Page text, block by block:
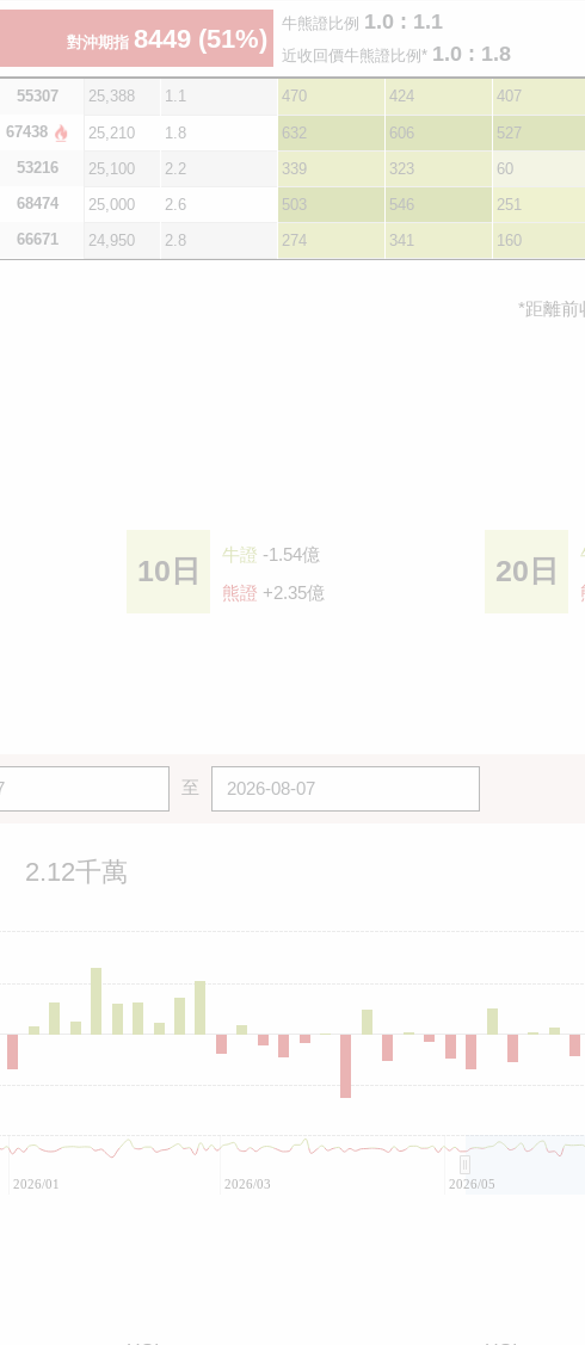
對沖期指 8449 (51%)
牛熊證比例 1.0 : 1.1
近收回價牛熊證比例* 1.0 : 1.8
55307 25,388 1.1 470 424 407
67438 25,210 1.8 632 606 527
53216 25,100 2.2 339 323 60
68474 25,000 2.6 503 546 251
66671 24,950 2.8 274 341 160
*距離前
10日 牛證 -1.54億
熊證 +2.35億
20日
至
2.12千萬
2026/01 2026/03 2026/05